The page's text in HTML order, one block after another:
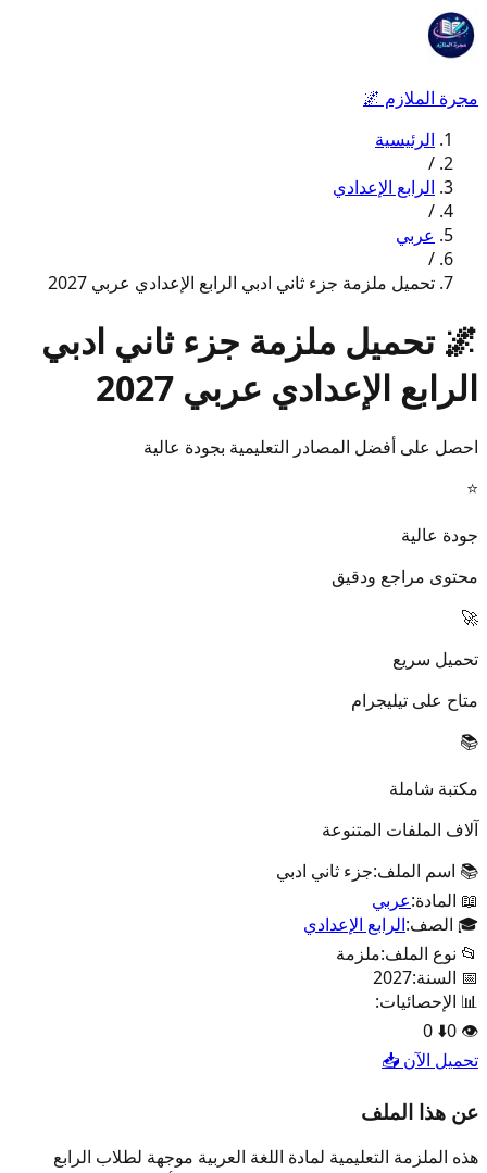
مجرة الملازم 🌌
الرئيسية
/
الرابع الإعدادي
/
عربي
/
تحميل ملزمة جزء ثاني ادبي الرابع الإعدادي عربي 2027
🌌 تحميل ملزمة جزء ثاني ادبي
الرابع الإعدادي عربي 2027
احصل على أفضل المصادر التعليمية بجودة عالية
⭐
جودة عالية
محتوى مراجع ودقيق
🚀
تحميل سريع
متاح على تيليجرام
📚
مكتبة شاملة
آلاف الملفات المتنوعة
📚 اسم الملف:جزء ثاني ادبي
📖 المادة:عربي
🎓 الصف:الرابع الإعدادي
📂 نوع الملف:ملزمة
📅 السنة:2027
📊 الإحصائيات:
👁️
0
⬇️
0
تحميل الآن 📥
عن هذا الملف
هذه الملزمة التعليمية لمادة اللغة العربية موجهة لطلاب الرابع